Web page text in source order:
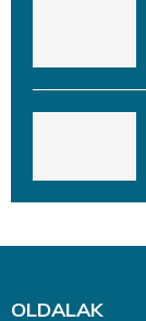
OLDALAK